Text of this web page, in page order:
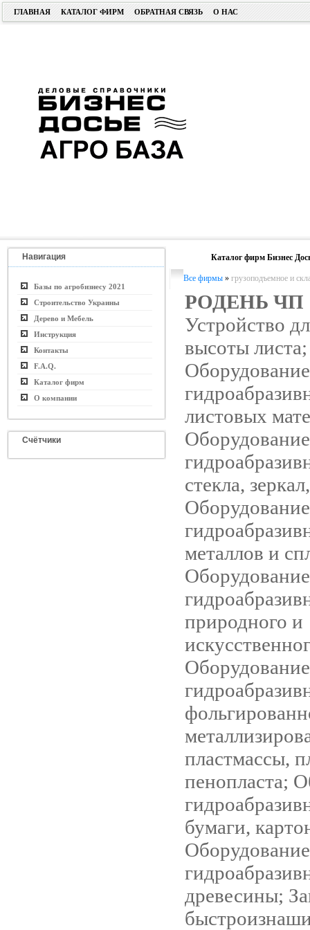
ГЛАВНАЯ КАТАЛОГ ФИРМ ОБРАТНАЯ СВЯЗЬ О НАС
Навигация
Базы по агробизнесу 2021
Строительство Украины
Дерево и Мебель
Инструкция
Контакты
F.A.Q.
Каталог фирм
О компании
Счётчики
Каталог фирм Бизнес
Все фирмы » грузоподъемное и
РОДЕНЬ ЧП
Устройство
высоты листа;
Оборудование
листовых
Оборудование
стекла,
Оборудование
металлов и
Оборудование
природного и
Оборудование
пластмассы,
пенопласта;
бумаги,
Оборудование
древесины;